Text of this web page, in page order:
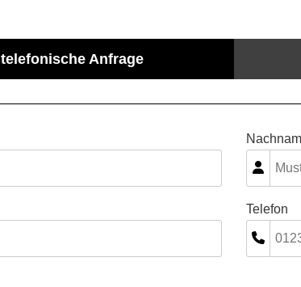
telefonische Anfrage
Telefon